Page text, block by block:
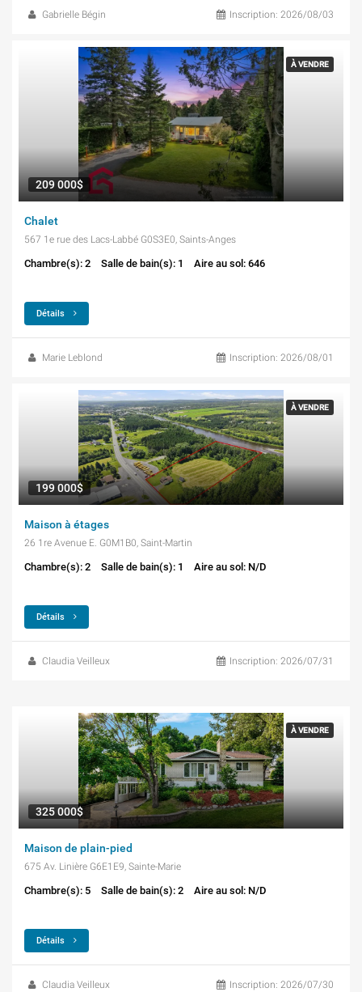
Gabrielle Bégin Inscription: 2026/08/03
À VENDRE
209 000$
Chalet
567 1e rue des Lacs-Labbé G0S3E0, Saints-Anges
Chambre(s): 2 Salle de bain(s): 1 Aire au sol: 646
Détails
Marie Leblond Inscription: 2026/08/01
À VENDRE
199 000$
Maison à étages
26 1re Avenue E. G0M1B0, Saint-Martin
Chambre(s): 2 Salle de bain(s): 1 Aire au sol: N/D
Détails
Claudia Veilleux Inscription: 2026/07/31
À VENDRE
325 000$
Maison de plain-pied
675 Av. Linière G6E1E9, Sainte-Marie
Chambre(s): 5 Salle de bain(s): 2 Aire au sol: N/D
Détails
Claudia Veilleux Inscription: 2026/07/30